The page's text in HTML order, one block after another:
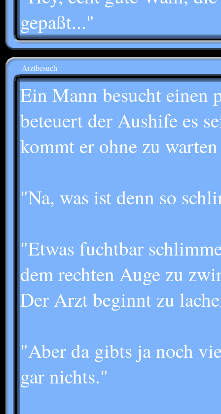
gepaßt..."
Arztbesuch
Ein Mann besucht einen
beteuert der Aushife es
kommt er ohne zu
"Na, was ist denn so
"Etwas fuchtbar
dem rechten Auge zu
Der Arzt beginnt zu
"Aber da gibts ja noch
gar nichts."